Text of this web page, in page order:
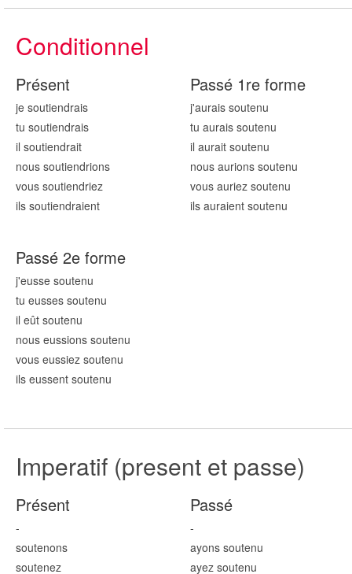
Conditionnel
Présent
je soutiendrais
tu soutiendrais
il soutiendrait
nous soutiendrions
vous soutiendriez
ils soutiendraient
Passé 1re forme
j'aurais soutenu
tu aurais soutenu
il aurait soutenu
nous aurions soutenu
vous auriez soutenu
ils auraient soutenu
Passé 2e forme
j'eusse soutenu
tu eusses soutenu
il eût soutenu
nous eussions soutenu
vous eussiez soutenu
ils eussent soutenu
Imperatif (present et passe)
Présent
-
soutenons
soutenez
Passé
-
ayons soutenu
ayez soutenu